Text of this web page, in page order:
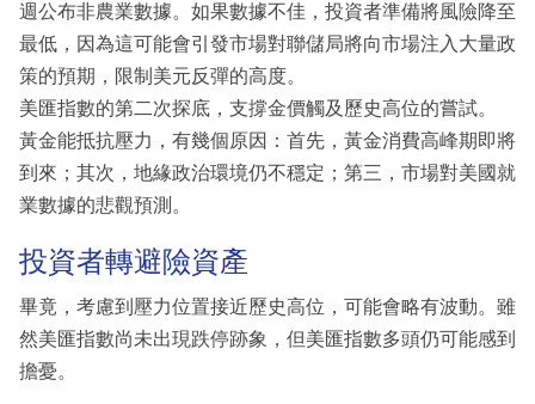
週公布非農業數據。如果數據不佳，投資者準備將風險降至
最低，因為這可能會引發市場對聯儲局將向市場注入大量政
策的預期，限制美元反彈的高度。
美匯指數的第二次探底，支撐金價觸及歷史高位的嘗試。
黃金能抵抗壓力，有幾個原因：首先，黃金消費高峰期即將
到來；其次，地緣政治環境仍不穩定；第三，市場對美國就
業數據的悲觀預測。
投資者轉避險資產
畢竟，考慮到壓力位置接近歷史高位，可能會略有波動。雖
然美匯指數尚未出現跌停跡象，但美匯指數多頭仍可能感到
擔憂。